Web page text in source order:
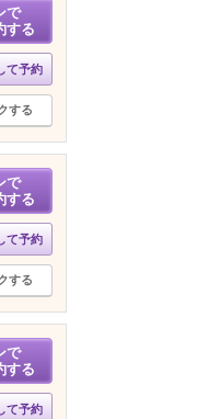
で
する
て予約
する
で
する
て予約
する
で
する
て予約